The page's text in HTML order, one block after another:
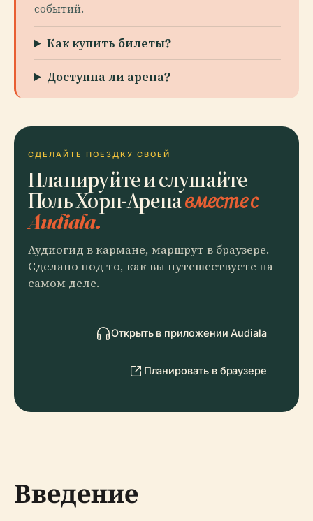
событий.
Как купить билеты?
Доступна ли арена?
СДЕЛАЙТЕ ПОЕЗДКУ СВОЕЙ
Планируйте и слушайте
Поль Хорн-Аренавместе с
Audiala.
Аудиогид в кармане, маршрут в браузере.
Сделано под то, как вы путешествуете на
самом деле.
Открыть в приложении Audiala
Планировать в браузере
Введение